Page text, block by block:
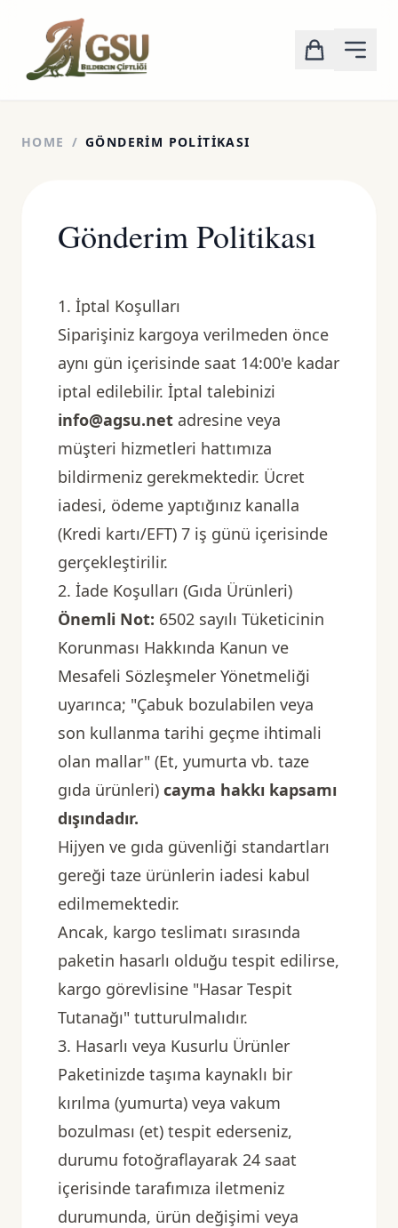
HOME / GÖNDERIM POLITIKASI
Gönderim Politikası
1. İptal Koşulları
Siparişiniz kargoya verilmeden önce
aynı gün içerisinde saat 14:00'e kadar
iptal edilebilir. İptal talebinizi
info@agsu.net adresine veya
müşteri hizmetleri hattımıza
bildirmeniz gerekmektedir. Ücret
iadesi, ödeme yaptığınız kanalla
(Kredi kartı/EFT) 7 iş günü içerisinde
gerçekleştirilir.
2. İade Koşulları (Gıda Ürünleri)
Önemli Not: 6502 sayılı Tüketicinin
Korunması Hakkında Kanun ve
Mesafeli Sözleşmeler Yönetmeliği
uyarınca; "Çabuk bozulabilen veya
son kullanma tarihi geçme ihtimali
olan mallar" (Et, yumurta vb. taze
gıda ürünleri) cayma hakkı kapsamı
dışındadır.
Hijyen ve gıda güvenliği standartları
gereği taze ürünlerin iadesi kabul
edilmemektedir.
Ancak, kargo teslimatı sırasında
paketin hasarlı olduğu tespit edilirse,
kargo görevlisine "Hasar Tespit
Tutanağı" tutturulmalıdır.
3. Hasarlı veya Kusurlu Ürünler
Paketinizde taşıma kaynaklı bir
kırılma (yumurta) veya vakum
bozulması (et) tespit ederseniz,
durumu fotoğraflayarak 24 saat
içerisinde tarafımıza iletmeniz
durumunda, ürün değişimi veya